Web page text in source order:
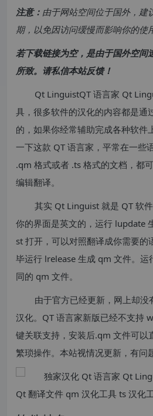
注意： 由于网站空间位于国外，建
期，以免因访问缓慢而影响你的使
若下载链接为空，是由于国外空间
所致。请私信本站反馈！
Qt LinguistQT 语言家 Qt
具，很多软件的汉化的内容都是通
的，如果你经常辅助完成各种软件
一下这款 QT 语言家，平常在一些
.qm 格式或者 .ts 格式的文档，都
编辑翻译。
其实 Qt Linguist 就是 QT 软
你的界面是英文的，运行 lupdate
st 打开，可以对照翻译成你需要的
毕运行 lrelease 生成 qm 文件。运
同的 qm 文件。
由于官方已经更新，网上却
汉化。QT 语言家新版已经不支持
键关联支持，安装后.qm 文件可以
繁琐操作。本站视情况更新，有问